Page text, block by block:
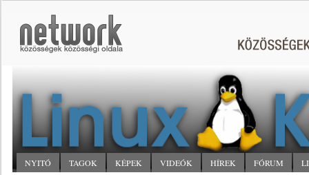
NYITÓ TAGOK KÉPEK VIDEÓK HÍREK FÓRUM